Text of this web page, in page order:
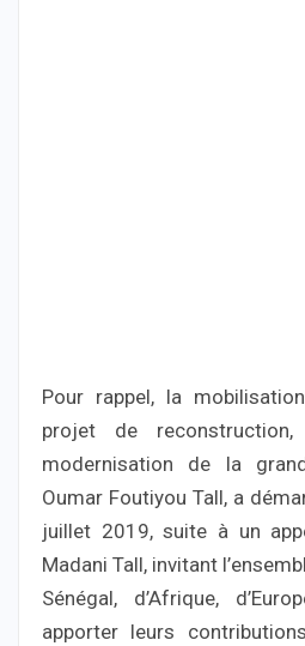
Pour rappel, la
projet de
modernisation de la
Oumar Foutiyou Tall, a
juillet 2019, suite à un
Madani Tall, invitant
Sénégal, d’Afrique,
apporter leurs